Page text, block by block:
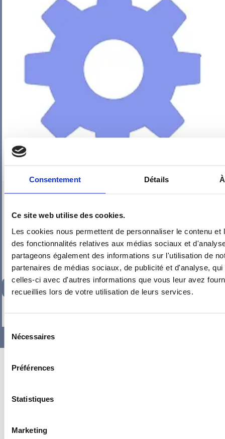
Consentement Détails
Ce site web utilise des cookies.
Les cookies nous permettent de personnaliser le contenu et
des fonctionnalités relatives aux médias sociaux et
partageons également des informations sur l'utilisation de
partenaires de médias sociaux, de publicité et d'analyse,
celles-ci avec d'autres informations que vous leur avez
recueillies lors de votre utilisation de leurs services.
Sélection
consentement
Nécessaires
Préférences
Statistiques
Marketing
PIEUVRE PRO-FIL PERSONNALISÉE : SDB – WC – DRESSING –
182,04€ TTC